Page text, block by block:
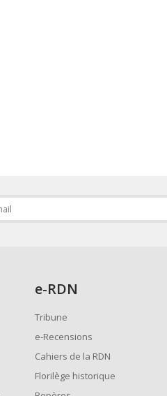
e-RDN
Tribune
e-Recensions
Cahiers de la RDN
Florilège historique